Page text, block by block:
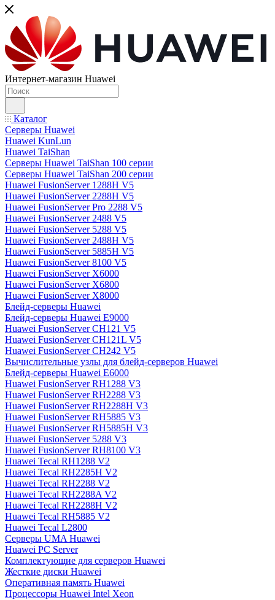
Интернет-магазин Huawei
Каталог
Серверы Huawei
Huawei KunLun
Huawei TaiShan
Серверы Huawei TaiShan 100 серии
Серверы Huawei TaiShan 200 серии
Huawei FusionServer 1288H V5
Huawei FusionServer 2288H V5
Huawei FusionServer Pro 2288 V5
Huawei FusionServer 2488 V5
Huawei FusionServer 5288 V5
Huawei FusionServer 2488H V5
Huawei FusionServer 5885H V5
Huawei FusionServer 8100 V5
Huawei FusionServer X6000
Huawei FusionServer X6800
Huawei FusionServer X8000
Блейд-серверы Huawei
Блейд-серверы Huawei E9000
Huawei FusionServer CH121 V5
Huawei FusionServer CH121L V5
Huawei FusionServer CH242 V5
Вычислительные узлы для блейд-серверов Huawei
Блейд-серверы Huawei E6000
Huawei FusionServer RH1288 V3
Huawei FusionServer RH2288 V3
Huawei FusionServer RH2288H V3
Huawei FusionServer RH5885 V3
Huawei FusionServer RH5885H V3
Huawei FusionServer 5288 V3
Huawei FusionServer RH8100 V3
Huawei Tecal RH1288 V2
Huawei Tecal RH2285H V2
Huawei Tecal RH2288 V2
Huawei Tecal RH2288A V2
Huawei Tecal RH2288H V2
Huawei Tecal RH5885 V2
Huawei Tecal L2800
Серверы UMA Huawei
Huawei PC Server
Комплектующие для серверов Huawei
Жесткие диски Huawei
Оперативная память Huawei
Процессоры Huawei Intel Xeon